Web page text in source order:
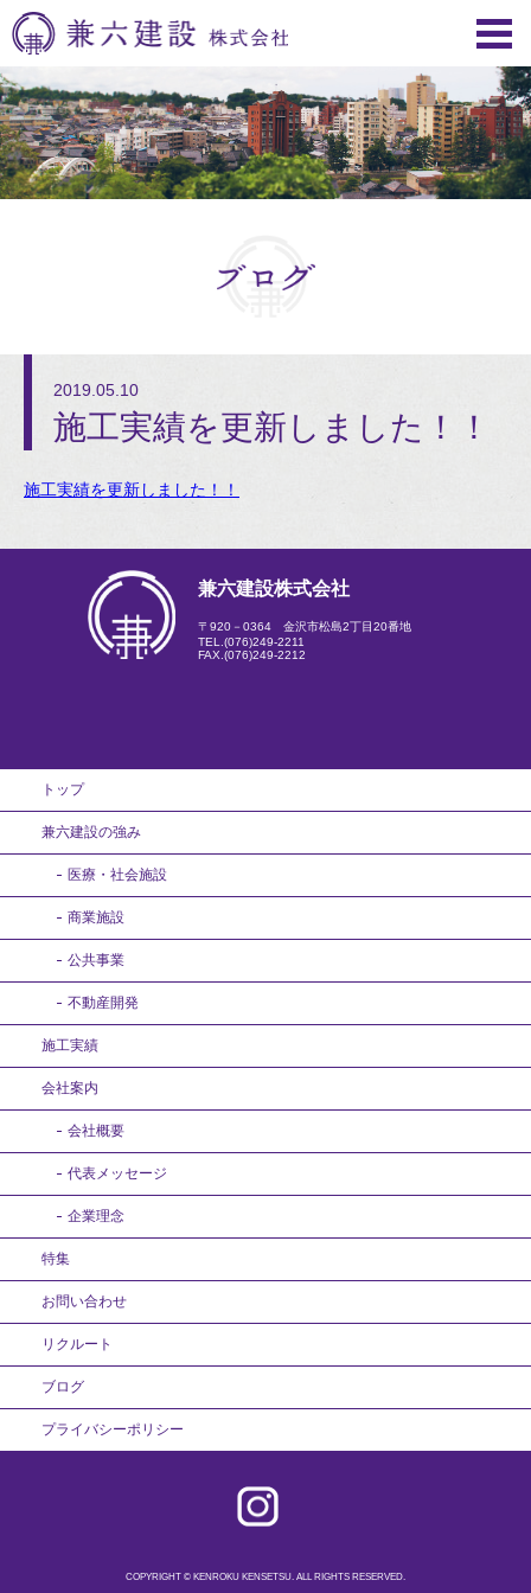
2019.05.10
施工実績を更新しました！！
施工実績を更新しました！！
兼六建設株式会社
〒920－0364 金沢市松島2丁目20番地
TEL.(076)249-2211
FAX.(076)249-2212
トップ
兼六建設の強み
医療・社会施設
商業施設
公共事業
不動産開発
施工実績
会社案内
会社概要
代表メッセージ
企業理念
特集
お問い合わせ
リクルート
ブログ
プライバシーポリシー
COPYRIGHT © KENROKU KENSETSU. ALL RIGHTS RESERVED.